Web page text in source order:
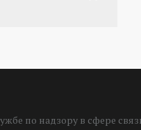
по надзору в сфере